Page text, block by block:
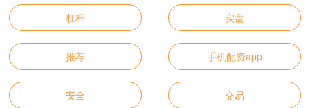
杠杆 实盘
推荐 手机配资app
安全 交易